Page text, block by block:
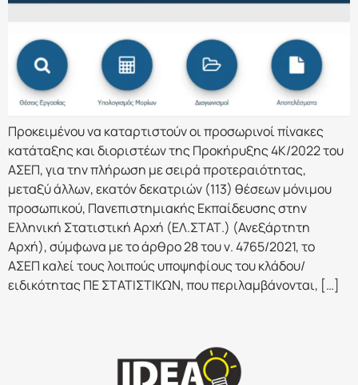
Προκειμένου να καταρτιστούν οι προσωρινοί πίνακες
κατάταξης και διοριστέων της Προκήρυξης 4Κ/2022 του
ΑΣΕΠ, για την πλήρωση με σειρά προτεραιότητας,
μεταξύ άλλων, εκατόν δεκατριών (113) θέσεων μόνιμου
προσωπικού, Πανεπιστημιακής Εκπαίδευσης στην
Ελληνική Στατιστική Αρχή (ΕΛ.ΣΤΑΤ.) (Ανεξάρτητη
Αρχή), σύμφωνα με το άρθρο 28 του ν. 4765/2021, το
ΑΣΕΠ καλεί τους λοιπούς υποψηφίους του κλάδου/
ειδικότητας ΠΕ ΣΤΑΤΙΣΤΙΚΩΝ, που περιλαμβάνονται, […]